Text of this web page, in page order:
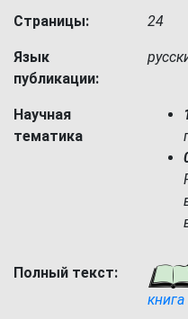
Страницы: 24
Язык
публикации:
Научная
тематика
Полный текст:
книга